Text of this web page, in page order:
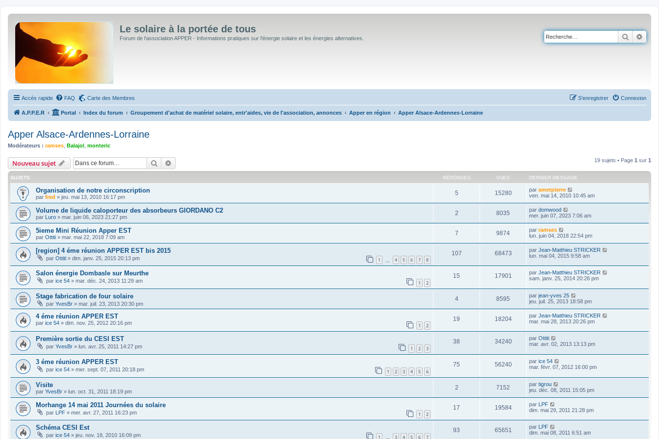
Le solaire à la portée de tous
Forum de l'association APPER - Informations pratiques sur l'énergie solaire et les énergies alternatives.
Accès rapide FAQ Carte des Membres Connexion
S’enregistrer
A.P.P.E.R Portal Index du forum Groupement d'achat de matériel solaire, entr'aides, vie de l'association, annonces Apper en région Apper Alsace-Ardennes-Lorraine
Apper Alsace-Ardennes-Lorraine
Modérateurs : ramses Balajol monteric
Nouveau sujet Rechercher 19 sujets • Page 1 sur 1
SUJETS RÉPONSES VUES DERNIER MESSAGE
Organisation de notre circonscription
par fred » jeu. mai 13, 2010 16:17 pm
5 15280 par ametpierre
ven. mai 14, 2010 10:45 am
Volume de liquide caloporteur des absorbeurs GIORDANO C2
par Luro » mar. juin 06, 2023 21:27 pm
2 8035 par domwood
mer. juin 07, 2023 7:06 am
5ieme Mini Réunion Apper EST
par Ottiti » mar. mai 22, 2018 7:09 am
7 9874 par ramses
lun. juin 04, 2018 22:54 pm
[region] 4 éme réunion APPER EST bis 2015
par Ottiti » dim. janv. 25, 2015 20:13 pm 1 4 5 6 7 8
107 68473 par Jean-Matthieu STRICKER
lun. mai 04, 2015 9:58 am
Salon énergie Dombasle sur Meurthe
par ice 54 » mar. déc. 24, 2013 11:29 am 1 2
15 17901 par Jean-Matthieu STRICKER
sam. janv. 25, 2014 20:26 pm
Stage fabrication de four solaire
par YvesBr » mar. juil. 23, 2013 20:30 pm
4 8595 par jean-yves 25
jeu. juil. 25, 2013 18:58 pm
4 éme réunion APPER EST
par ice 54 » dim. nov. 25, 2012 20:16 pm 1 2
19 18204 par Jean-Matthieu STRICKER
mar. mai 28, 2013 20:26 pm
Première sortie du CESI EST
par YvesBr » lun. avr. 25, 2011 14:27 pm 1 2 3
38 34240 par Ottiti
mar. avr. 02, 2013 13:13 pm
3 éme réunion APPER EST
par ice 54 » mer. sept. 07, 2011 20:18 pm 1 2 3 4 5 6
75 56240 par ice 54
mar. févr. 07, 2012 16:00 pm
Visite
par YvesBr » lun. oct. 31, 2011 18:19 pm
2 7152 par tigrou
jeu. déc. 08, 2011 15:05 pm
Morhange 14 mai 2011 Journées du solaire
par LPF » mer. avr. 27, 2011 16:23 pm 1 2
17 19584 par LPF
dim. mai 29, 2011 21:28 pm
Schéma CESI Est
par ice 54 » jeu. nov. 18, 2010 16:09 pm 1 … 3 4 5 6 7
93 65651 par
LPF
dim. mai 08, 2011 6:51 am